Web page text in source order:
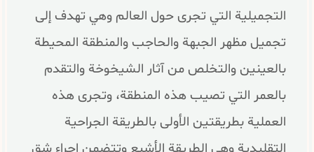
التجميلية التي تجرى حول العالم وهي تهدف إلى
تجميل مظهر الجبهة والحاجب والمنطقة المحيطة
بالعينين والتخلص من آثار الشيخوخة والتقدم
بالعمر التي تصيب هذه المنطقة، وتجرى هذه
العملية بطريقتين الأولى بالطريقة الجراحية